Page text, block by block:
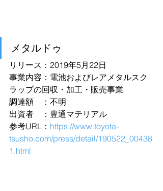
メタルドゥ
リリース：2019年5月22日
事業内容：電池およびレアメタルスク
ラップの回収・加工・販売事業
調達額　：不明
出資者　：豊通マテリアル
参考URL： https://www.toyota-
tsusho.com/press/detail/190522_00438
1.html